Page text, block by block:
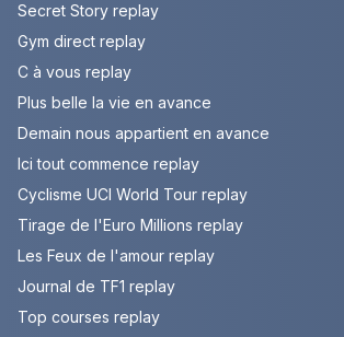
Secret Story replay
Gym direct replay
C à vous replay
Plus belle la vie en avance
Demain nous appartient en avance
Ici tout commence replay
Cyclisme UCI World Tour replay
Tirage de l'Euro Millions replay
Les Feux de l'amour replay
Journal de TF1 replay
Top courses replay